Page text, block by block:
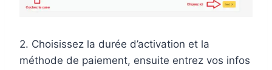
2. Choisissez la durée d’activation et la
méthode de paiement, ensuite entrez vos infos